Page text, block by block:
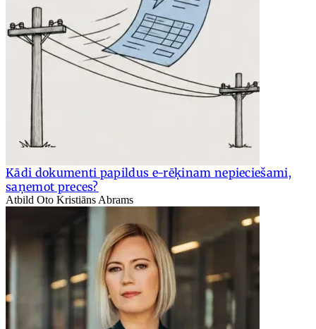
Kādi dokumenti papildus e-rēķinam nepieciešami,
saņemot preces?
Atbild Oto Kristiāns Abrams